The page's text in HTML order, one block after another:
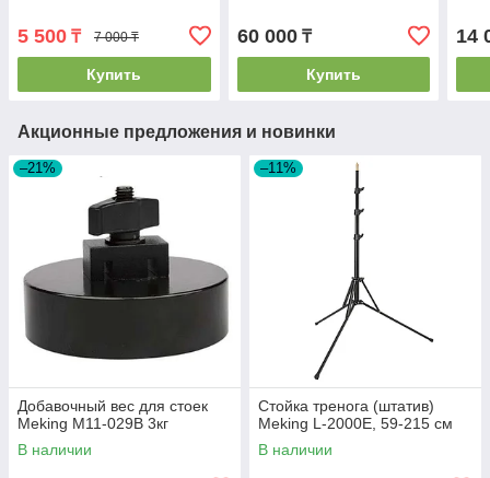
5 500 ₸ 7 000 ₸
Купить
60 000₸
Купить
14
Акционные предложения и новинки
–21%
Добавочный вес для стоек
Meking M11-029B 3кг
В наличии
–11%
Стойка тренога (штатив)
Meking L-2000E, 59-215 см
В наличии